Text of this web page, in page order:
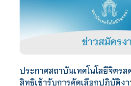
ประกาศสถาบันเทคโนโลยีจิตรล
สิทธิเข้ารับการคัดเลือกปฏิบัติง